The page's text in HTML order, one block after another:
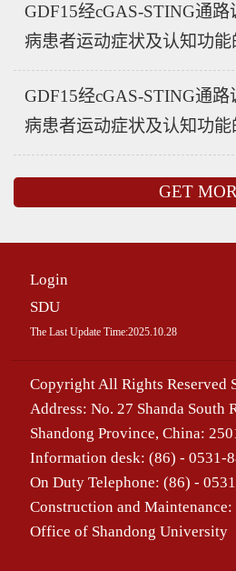
GDF15经cGAS-STING通
病患者运动症状及认知功
GDF15经cGAS-STING通
病患者运动症状及认知功
GET
Login
SDU
The Last Update Time:2025. 10. 28
Copyright All Rights Reserved
Address: No. 27 Shanda South
Shandong Province, China:
Information desk: (86) - 0531-
On Duty Telephone: (86) -
Construction and
Office of Shandong University